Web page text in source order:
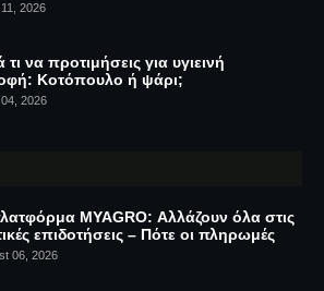
2026
τι να προτιμήσεις για υγιεινή
Κοτόπουλο ή ψάρι;
2026
MYAGRO: Αλλάζουν όλα στις
επιδοτήσεις – Πότε οι πληρωμές
06, 2026